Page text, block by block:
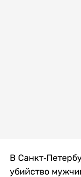
В Санкт-
убийство